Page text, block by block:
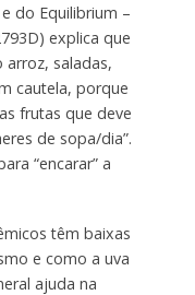
e do Equilibrium –
explica que
arroz, saladas,
cautela, porque
frutas que deve
de sopa/dia”.
“encarar” a
têm baixas
e como a uva
ajuda na